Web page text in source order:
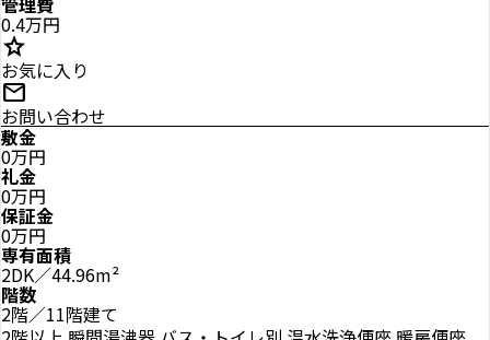
0.4万円
star
お気に入り
mail
お問い合わせ
敷金
0万円
礼金
0万円
保証金
0万円
専有面積
2DK／44.96m²
階数
2階／11階建て